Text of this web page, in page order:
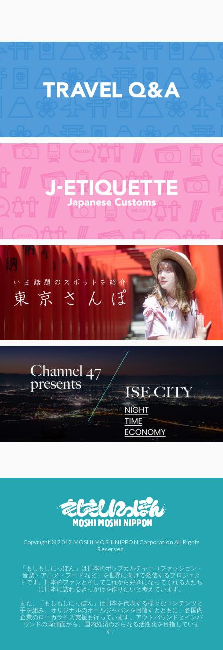
Copyright © 2017 MOSHI MOSHI NIPPON Corporation All Rights
Reserved.
「もしもしにっぽん」は日本のポップカルチャー（ファッション・
音楽・アニメ・フード など）を世界に向けて発信するプロジェク
トです。日本のファンとそしてこれから好きになってくれる人たち
に日本に訪れるきっかけを作りたいと考えています。
また、「もしもしにっぽん」は日本を代表する様々なコンテンツと
手を組み、オリジナルのオールジャパンを目指すとともに、各国内
企業のローカライズ支援も行っています。アウトバウンドとインバ
ウンドの両側面から、国内経済のさらなる活性化を目指していま
す。